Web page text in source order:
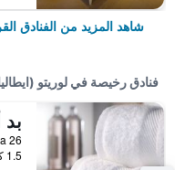
شاهد المزيد من الفنادق
فنادق رخيصة في لوريتو
1.5 كيلومتر عن وسط المدينة